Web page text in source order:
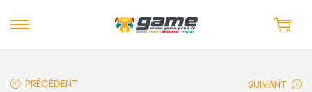
PRÉCÉDENT SUIVANT